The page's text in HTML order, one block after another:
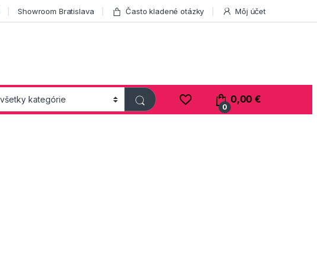
Showroom Bratislava Často kladené otázky Môj účet
0
0,00€